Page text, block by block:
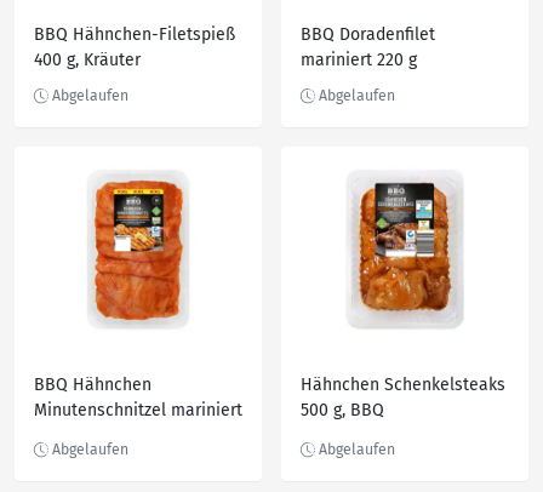
BBQ Hähnchen-Filetspieß
400 g, Kräuter
BBQ Doradenfilet
mariniert 220 g
BBQ Hähnchen
Minutenschnitzel mariniert
Hähnchen Schenkelsteaks
500 g, BBQ